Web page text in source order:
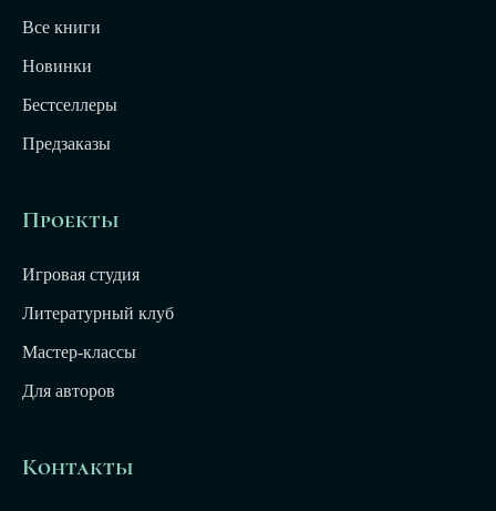
Все книги
Новинки
Бестселлеры
Предзаказы
Проекты
Игровая студия
Литературный клуб
Мастер-классы
Для авторов
Контакты